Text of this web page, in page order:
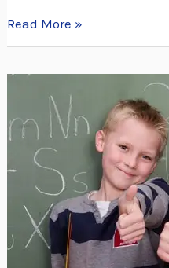
Read More »
débarrasser
mauvais
état
d’esprit.